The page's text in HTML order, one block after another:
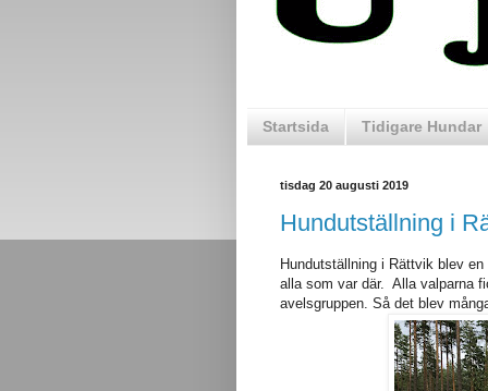
Startsida Tidigare Hundar
tisdag 20 augusti 2019
Hundutställning i
Hundutställning i Rättvik blev
alla som var där. Alla valparna
avelsgruppen. Så det blev